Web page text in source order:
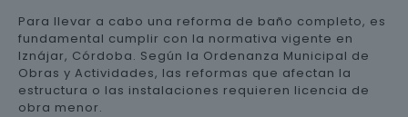
Para llevar a cabo una reforma de baño completo, es
fundamental cumplir con la normativa vigente en
Iznájar, Córdoba. Según la Ordenanza Municipal de
Obras y Actividades, las reformas que afectan la
estructura o las instalaciones requieren licencia de
obra menor.